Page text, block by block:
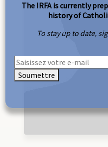
The IRFA is currently
history of
To stay up to date,
Soumettre